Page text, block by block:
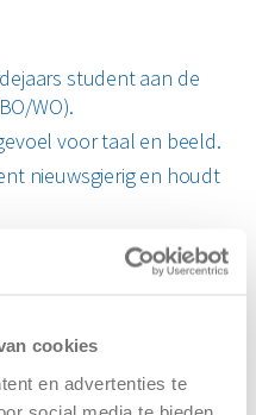
cookies
en advertenties te
social media te bieden
student aan de
WO).
voor taal en beeld.
nieuwsgierig en houdt